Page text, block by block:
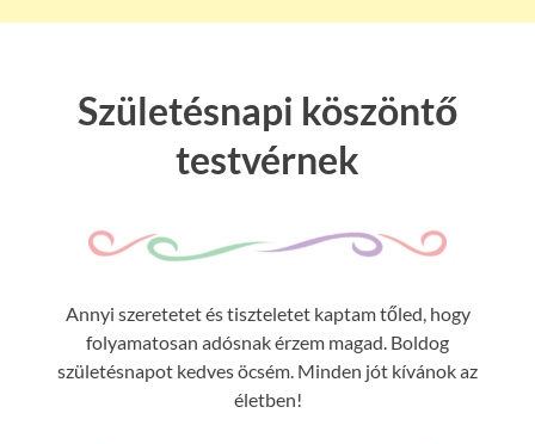
Születésnapi köszöntő
testvérnek
Annyi szeretetet és tiszteletet kaptam tőled, hogy
folyamatosan adósnak érzem magad. Boldog
születésnapot kedves öcsém. Minden jót kívánok az
életben!